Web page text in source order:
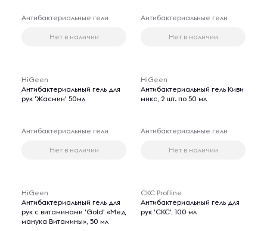
Антибактериальные гели
Нет в наличии
Антибактериальные гели
Нет в наличии
HiGeen
Антибактериальный гель для
рук 'Жасмин' 50мл
Антибактериальные гели
Нет в наличии
HiGeen
Антибактериальный гель Киви
микс, 2 шт. по 50 мл
Антибактериальные гели
Нет в наличии
HiGeen
Антибактериальный гель для
рук c витаминами 'Gold' «Мед
манука Витамины», 50 мл
CКС Profline
Антибактериальный гель для
рук 'CКС', 100 мл